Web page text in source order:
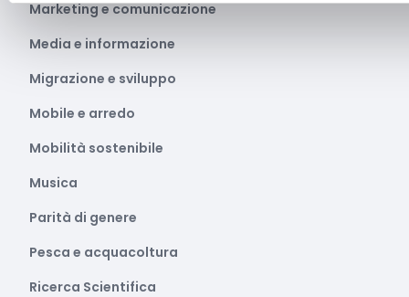
Marketing e comunicazione
Media e informazione
Migrazione e sviluppo
Mobile e arredo
Mobilità sostenibile
Musica
Parità di genere
Pesca e acquacoltura
Ricerca Scientifica